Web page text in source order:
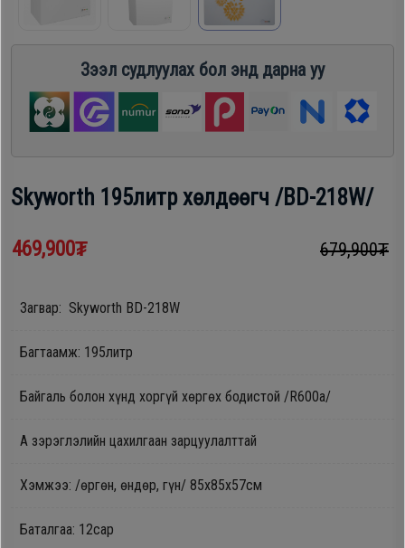
Хөлдөөгч
Плитк,
Тавилга
Эйр
Тавилга
Эйр
УТАС
Mi
Infinix
Зээл судлуулах бол энд дарна уу
Skyworth 195литр xөлдөөгч /BD-218W/
469,900₮ 679,900₮
Загвар: Skyworth BD-218W
Багтаамж: 195литр
Байгаль болон хүнд хоргүй хөргөх бодистой /R600a/
A зэрэглэлийн цахилгаан зарцуулалттай
Хэмжээ: /өргөн, өндөр, гүн/ 85х85х57см
Баталгаа: 12сар